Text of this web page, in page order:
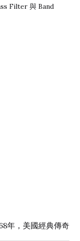
Filter 與 Band
年，美國經典傳奇